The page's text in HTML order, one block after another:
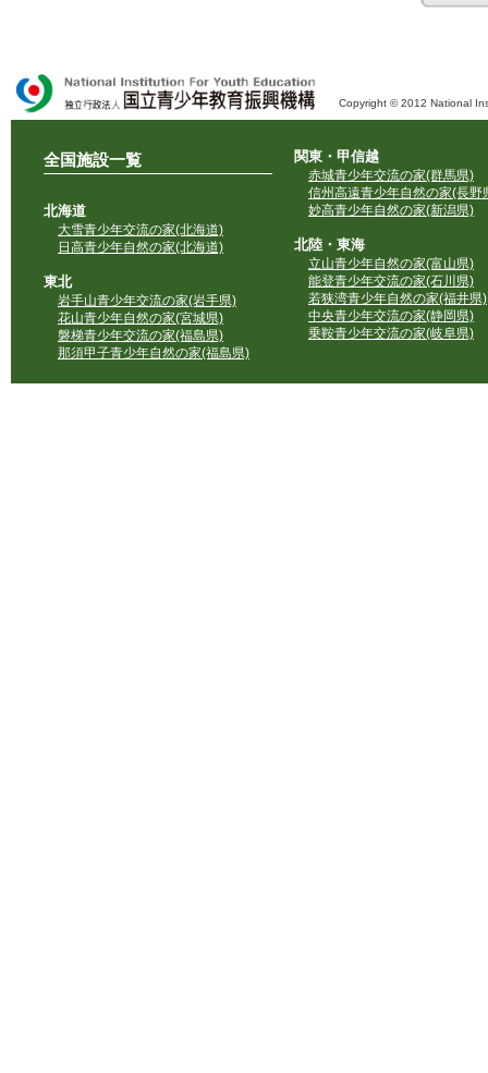
Copyright © 2012 National
全国施設一覧
北海道
大雪青少年交流の家(北海道)
日高青少年自然の家(北海道)
東北
岩手山青少年交流の家(岩手県)
花山青少年自然の家(宮城県)
磐梯青少年交流の家(福島県)
那須甲子青少年自然の家(福島県)
関東・甲信越
赤城青少年交流の家(群馬県)
信州高遠青少年自然の家(長野
妙高青少年自然の家(新潟県)
北陸・東海
立山青少年自然の家(富山県)
能登青少年交流の家(石川県)
若狭湾青少年自然の家(福井県)
中央青少年交流の家(静岡県)
乗鞍青少年交流の家(岐阜県)